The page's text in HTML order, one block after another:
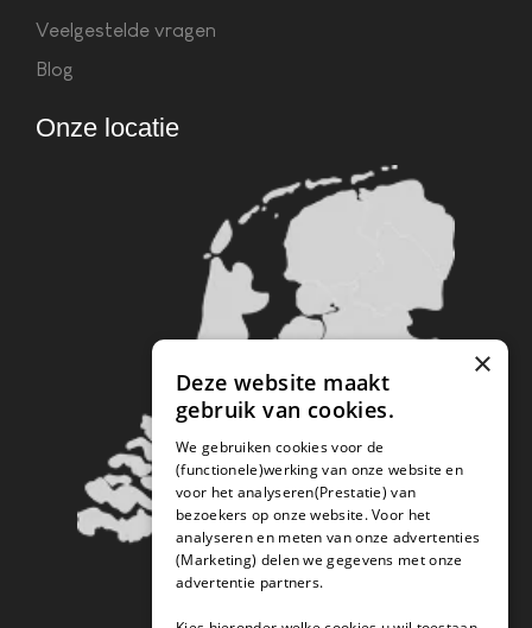
Veelgestelde vragen
Blog
Onze locatie
×
Deze website maakt
gebruik van cookies.
We gebruiken cookies voor de
(functionele)werking van onze website en
voor het analyseren(Prestatie) van
bezoekers op onze website. Voor het
analyseren en meten van onze advertenties
(Marketing) delen we gegevens met onze
advertentie partners.